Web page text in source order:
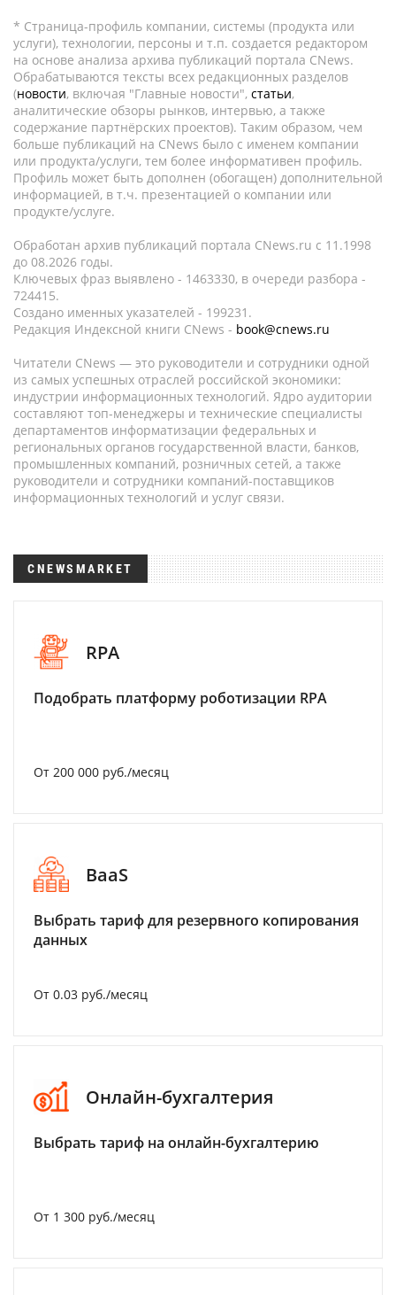
* Страница-профиль компании, системы (продукта или
услуги), технологии, персоны и т.п. создается редактором
на основе анализа архива публикаций портала CNews.
Обрабатываются тексты всех редакционных разделов
(новости, включая "Главные новости", статьи,
аналитические обзоры рынков, интервью, а также
содержание партнёрских проектов). Таким образом, чем
больше публикаций на CNews было с именем компании
или продукта/услуги, тем более информативен профиль.
Профиль может быть дополнен (обогащен) дополнительной
информацией, в т.ч. презентацией о компании или
продукте/услуге.
Обработан архив публикаций портала CNews.ru c 11.1998
до 08.2026 годы.
Ключевых фраз выявлено - 1463330, в очереди разбора -
724415.
Создано именных указателей - 199231.
Редакция Индексной книги CNews - book@cnews.ru
Читатели CNews — это руководители и сотрудники одной
из самых успешных отраслей российской экономики:
индустрии информационных технологий. Ядро аудитории
составляют топ-менеджеры и технические специалисты
департаментов информатизации федеральных и
региональных органов государственной власти, банков,
промышленных компаний, розничных сетей, а также
руководители и сотрудники компаний-поставщиков
информационных технологий и услуг связи.
CNEWSMARKET
RPA
Подобрать платформу роботизации RPA
От 200 000 руб./месяц
BaaS
Выбрать тариф для резервного копирования
данных
От 0.03 руб./месяц
Онлайн-бухгалтерия
Выбрать тариф на онлайн-бухгалтерию
От 1 300 руб./месяц